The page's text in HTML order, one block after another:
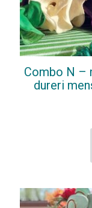
Combo N –
dureri